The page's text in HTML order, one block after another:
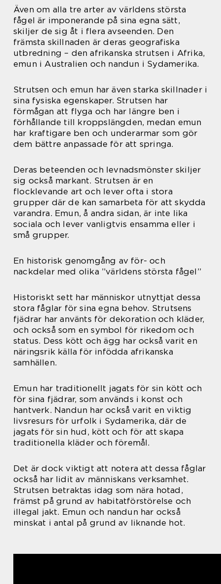
Även om alla tre arter av världens största
fågel är imponerande på sina egna sätt,
skiljer de sig åt i flera avseenden. Den
främsta skillnaden är deras geografiska
utbredning – den afrikanska strutsen i Afrika,
emun i Australien och nandun i Sydamerika.
Strutsen och emun har även starka skillnader i
sina fysiska egenskaper. Strutsen har
förmågan att flyga och har längre ben i
förhållande till kroppslängden, medan emun
har kraftigare ben och underarmar som gör
dem bättre anpassade för att springa.
Deras beteenden och levnadsmönster skiljer
sig också markant. Strutsen är en
flocklevande art och lever ofta i stora
grupper där de kan samarbeta för att skydda
varandra. Emun, å andra sidan, är inte lika
sociala och lever vanligtvis ensamma eller i
små grupper.
En historisk genomgång av för- och
nackdelar med olika ”världens största fågel”
Historiskt sett har människor utnyttjat dessa
stora fåglar för sina egna behov. Strutsens
fjädrar har använts för dekoration och kläder,
och också som en symbol för rikedom och
status. Dess kött och ägg har också varit en
näringsrik källa för infödda afrikanska
samhällen.
Emun har traditionellt jagats för sin kött och
för sina fjädrar, som används i konst och
hantverk. Nandun har också varit en viktig
livsresurs för urfolk i Sydamerika, där de
jagats för sin hud, kött och för att skapa
traditionella kläder och föremål.
Det är dock viktigt att notera att dessa fåglar
också har lidit av människans verksamhet.
Strutsen betraktas idag som nära hotad,
främst på grund av habitatförstörelse och
illegal jakt. Emun och nandun har också
minskat i antal på grund av liknande hot.